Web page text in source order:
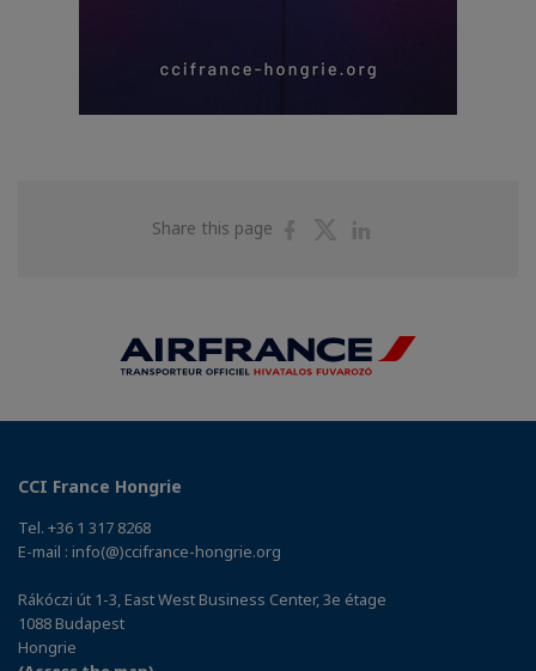
Share this page
ShareShare
CCI France Hongrie
Tel. +36 1 317 8268
E-mail : info(@)ccifrance-hongrie.org
Rákóczi út 1-3, East West Business Center, 3e étage
1088 Budapest
Hongrie